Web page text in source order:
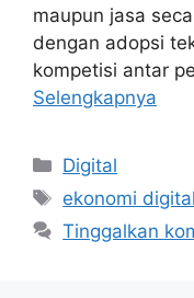
maupun jasa
dengan adopsi
kompetisi antar
Selengkapnya
Kategori
Digital
Tag
ekonomi digital
Tinggalkan